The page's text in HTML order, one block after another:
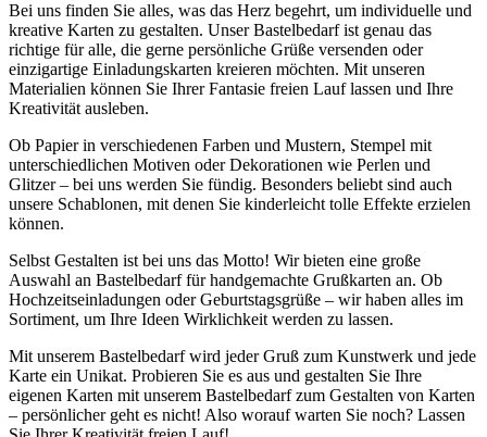
Bei uns finden Sie alles, was das Herz begehrt, um individuelle und
kreative Karten zu gestalten. Unser Bastelbedarf ist genau das
richtige für alle, die gerne persönliche Grüße versenden oder
einzigartige Einladungskarten kreieren möchten. Mit unseren
Materialien können Sie Ihrer Fantasie freien Lauf lassen und Ihre
Kreativität ausleben.
Ob Papier in verschiedenen Farben und Mustern, Stempel mit
unterschiedlichen Motiven oder Dekorationen wie Perlen und
Glitzer – bei uns werden Sie fündig. Besonders beliebt sind auch
unsere Schablonen, mit denen Sie kinderleicht tolle Effekte erzielen
können.
Selbst Gestalten ist bei uns das Motto! Wir bieten eine große
Auswahl an Bastelbedarf für handgemachte Grußkarten an. Ob
Hochzeitseinladungen oder Geburtstagsgrüße – wir haben alles im
Sortiment, um Ihre Ideen Wirklichkeit werden zu lassen.
Mit unserem Bastelbedarf wird jeder Gruß zum Kunstwerk und jede
Karte ein Unikat. Probieren Sie es aus und gestalten Sie Ihre
eigenen Karten mit unserem Bastelbedarf zum Gestalten von Karten
– persönlicher geht es nicht! Also worauf warten Sie noch? Lassen